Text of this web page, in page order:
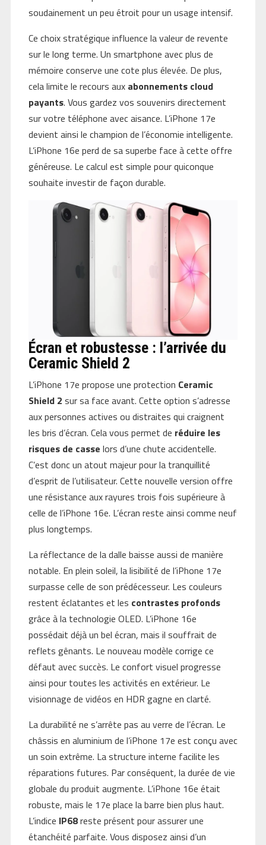
soudainement un peu étroit pour un usage intensif.
Ce choix stratégique influence la valeur de revente
sur le long terme. Un smartphone avec plus de
mémoire conserve une cote plus élevée. De plus,
cela limite le recours aux abonnements cloud
payants. Vous gardez vos souvenirs directement
sur votre téléphone avec aisance. L’iPhone 17e
devient ainsi le champion de l’économie intelligente.
L’iPhone 16e perd de sa superbe face à cette offre
généreuse. Le calcul est simple pour quiconque
souhaite investir de façon durable.
Écran et robustesse : l’arrivée du
Ceramic Shield 2
L’iPhone 17e propose une protection Ceramic
Shield 2 sur sa face avant. Cette option s’adresse
aux personnes actives ou distraites qui craignent
les bris d’écran. Cela vous permet de réduire les
risques de casse lors d’une chute accidentelle.
C’est donc un atout majeur pour la tranquillité
d’esprit de l’utilisateur. Cette nouvelle version offre
une résistance aux rayures trois fois supérieure à
celle de l’iPhone 16e. L’écran reste ainsi comme neuf
plus longtemps.
La réflectance de la dalle baisse aussi de manière
notable. En plein soleil, la lisibilité de l’iPhone 17e
surpasse celle de son prédécesseur. Les couleurs
restent éclatantes et les contrastes profonds
grâce à la technologie OLED. L’iPhone 16e
possédait déjà un bel écran, mais il souffrait de
reflets gênants. Le nouveau modèle corrige ce
défaut avec succès. Le confort visuel progresse
ainsi pour toutes les activités en extérieur. Le
visionnage de vidéos en HDR gagne en clarté.
La durabilité ne s’arrête pas au verre de l’écran. Le
châssis en aluminium de l’iPhone 17e est conçu avec
un soin extrême. La structure interne facilite les
réparations futures. Par conséquent, la durée de vie
globale du produit augmente. L’iPhone 16e était
robuste, mais le 17e place la barre bien plus haut.
L’indice IP68reste présent pour assurer une
étanchéité parfaite. Vous disposez ainsi d’un